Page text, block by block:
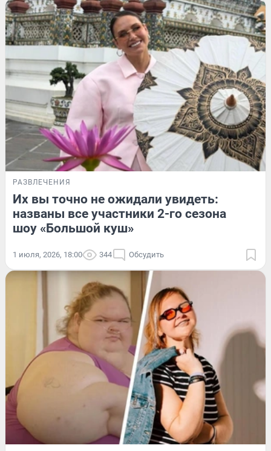
РАЗВЛЕЧЕНИЯ
Их вы точно не ожидали увидеть:
названы все участники 2-го сезона
шоу «Большой куш»
1 июля, 2026, 18:00 344 Обсудить